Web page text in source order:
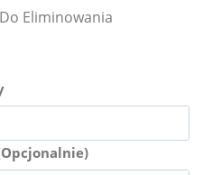
Eliminowania